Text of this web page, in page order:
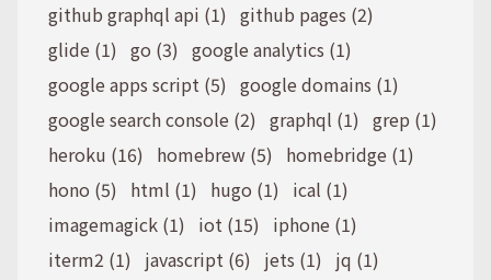
github graphql api (1) github pages (2)
glide (1) go (3) google analytics (1)
google apps script (5) google domains (1)
google search console (2) graphql (1) grep (1)
heroku (16)
homebrew (5)
homebridge (1)
hono (5)
html (1) hugo (1)
ical (1)
imagemagick (1)
iot (15)
iphone (1)
iterm2 (1)
javascript (6) jets (1)
jq (1)